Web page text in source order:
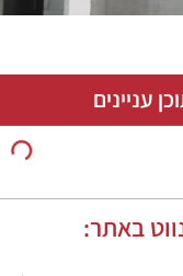
עניינים
באתר: